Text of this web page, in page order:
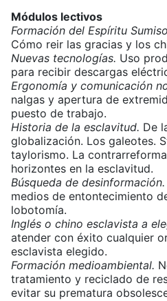
Módulos lectivos
Formación del Espíritu
Cómo reir las gracias y los
Nuevas tecnologías. Uso
para recibir descargas
Ergonomía y comunicación
nalgas y apertura de
puesto de trabajo.
Historia de la esclavitud. De
globalización. Los galeotes.
taylorismo. La
horizontes en la esclavitud.
Búsqueda de desinformación.
medios de entontecimiento
lobotomía.
Inglés o chino esclavista a
atender con éxito cualquier
esclavista elegido.
Formación medioambiental.
tratamiento y reciclado de
evitar su prematura